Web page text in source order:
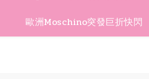
歐洲Moschino突發巨折快閃